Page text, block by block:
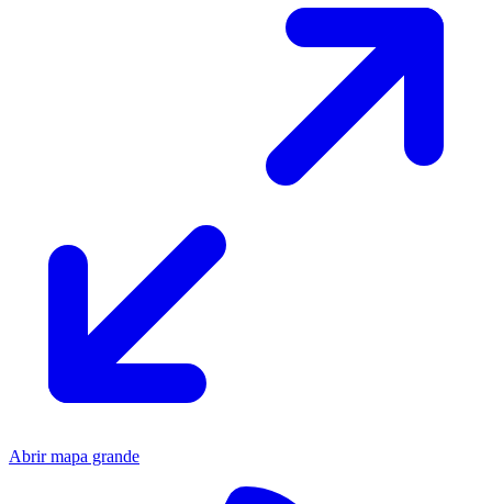
Abrir mapa grande